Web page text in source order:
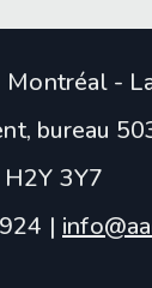
-
bureau
3Y7
|